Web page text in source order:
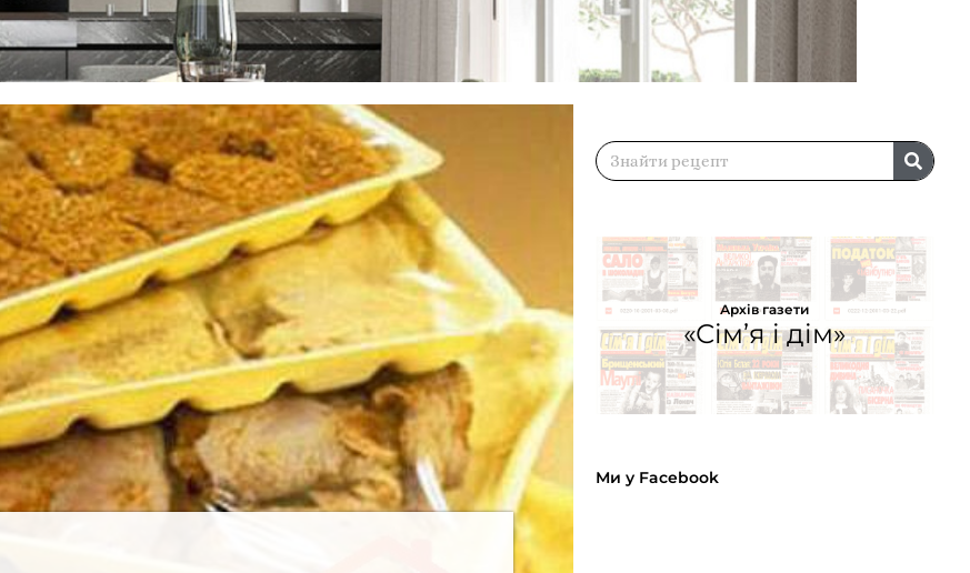
Архів газети
«Сім’я і дім»
Ми у Facebook